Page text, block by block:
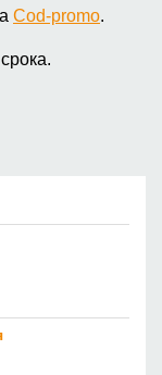
Cod-promo.